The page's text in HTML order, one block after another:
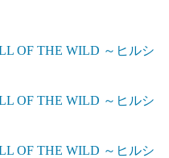
OF THE WILD ～ヒルシ
OF THE WILD ～ヒルシ
OF THE WILD ～ヒルシ